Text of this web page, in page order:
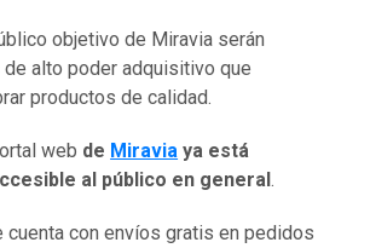
objetivo de Miravia serán
alto poder adquisitivo que
productos de calidad.
web de Miravia ya está
al público en general.
cuenta con envíos gratis en pedidos